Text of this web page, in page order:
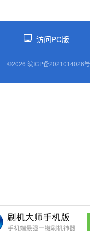
访问PC版
©2026 皖ICP备2021014026号